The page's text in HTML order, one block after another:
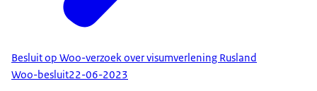
Besluit op Woo-verzoek over visumverlening Rusland
Woo-besluit22-06-2023